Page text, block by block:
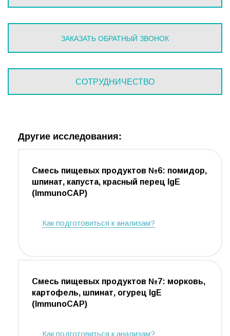
ЗАКАЗАТЬ ОБРАТНЫЙ ЗВОНОК
СОТРУДНИЧЕСТВО
Другие исследования:
Смесь пищевых продуктов №6: помидор,
шпинат, капуста, красный перец IgE
(ImmunoCAP)
Как подготовиться к анализам?
Смесь пищевых продуктов №7: морковь,
картофель, шпинат, огурец IgE
(ImmunoCAP)
Как подготовиться к анализам?